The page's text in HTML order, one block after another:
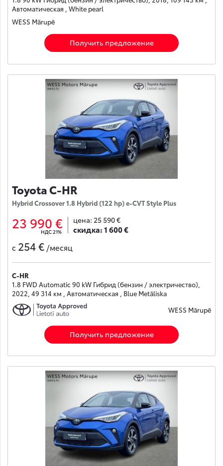
Автоматическая , White pearl
WESS Mārupē
Получить предложение
Toyota C-HR
Hybrid Crossover 1.8 Hybrid (122 hp) e-CVT Style Plus
23 990 €
НДС 21%
цена: 25 590 €
скидка:1 600 €
с 254 € /месяц
C-HR
1.8 FWD Automatic 90 kW Гибрид (бензин / электричество),
2022, 49 314 км , Автоматическая , Blue Metāliska
WESS Mārupē
Получить предложение